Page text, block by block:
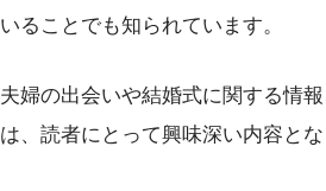
いることでも知られています。
夫婦の出会いや結婚式に関する情
は、読者にとって興味深い内容とな